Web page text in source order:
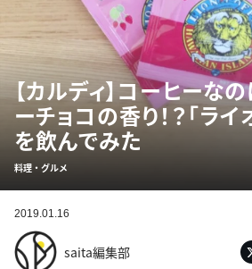
【カルディ】コーヒーな
ーチョコの香り！？「ラ
を飲んでみた
料理・グルメ
2019.01.16
saita編集部